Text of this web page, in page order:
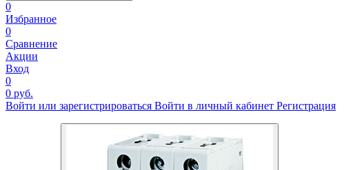
0
Избранное
0
Сравнение
Акции
Вход
0
0 руб.
Войти или зарегистрироваться Войти в личный кабинет Регистрация